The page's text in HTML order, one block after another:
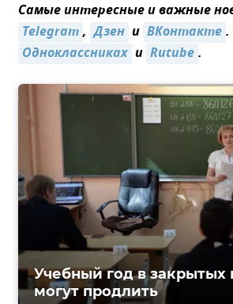
Самые интересные и важные
Telegram, Дзен и ВКонтакте.
Одноклассниках и Rutube.
Учебный год в
могут продлить